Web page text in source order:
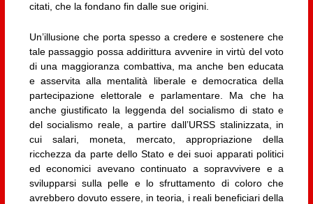
citati, che la fondano fin dalle sue origini.
Un’illusione che porta spesso a credere e sostenere che
tale passaggio possa addirittura avvenire in virtù del voto
di una maggioranza combattiva, ma anche ben educata
e asservita alla mentalità liberale e democratica della
partecipazione elettorale e parlamentare. Ma che ha
anche giustificato la leggenda del socialismo di stato e
del socialismo reale, a partire dall’URSS stalinizzata, in
cui salari, moneta, mercato, appropriazione della
ricchezza da parte dello Stato e dei suoi apparati politici
ed economici avevano continuato a sopravvivere e a
svilupparsi sulla pelle e lo sfruttamento di coloro che
avrebbero dovuto essere, in teoria, i reali beneficiari della